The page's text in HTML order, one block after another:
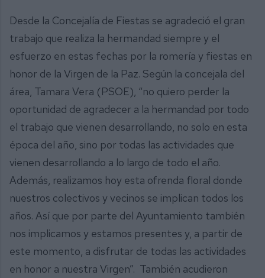
Desde la Concejalía de Fiestas se agradeció el gran
trabajo que realiza la hermandad siempre y el
esfuerzo en estas fechas por la romería y fiestas en
honor de la Virgen de la Paz. Según la concejala del
área, Tamara Vera (PSOE), “no quiero perder la
oportunidad de agradecer a la hermandad por todo
el trabajo que vienen desarrollando, no solo en esta
época del año, sino por todas las actividades que
vienen desarrollando a lo largo de todo el año.
Además, realizamos hoy esta ofrenda floral donde
nuestros colectivos y vecinos se implican todos los
años. Así que por parte del Ayuntamiento también
nos implicamos y estamos presentes y, a partir de
este momento, a disfrutar de todas las actividades
en honor a nuestra Virgen”. También acudieron